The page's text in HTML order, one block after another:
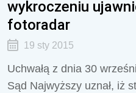
wykroczeniu
fotoradar
19 sty 2015
Uchwałą z dnia 30
Sąd Najwyższy uznał, iż